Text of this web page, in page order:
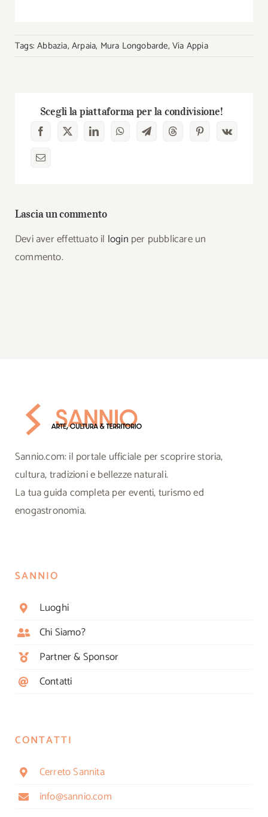
Tags:Abbazia, Arpaia, Mura Longobarde,Via Appia
Scegli la piattaforma per la condivisione!
Lascia un commento
Devi aver effettuato il login per pubblicare un
commento.
Sannio.com: il portale ufficiale per scoprire storia,
cultura, tradizioni e bellezze naturali.
La tua guida completa per eventi, turismo ed
enogastronomia.
SANNIO
Luoghi
Chi Siamo?
Partner & Sponsor
Contatti
CONTATTI
Cerreto Sannita
info@sannio.com